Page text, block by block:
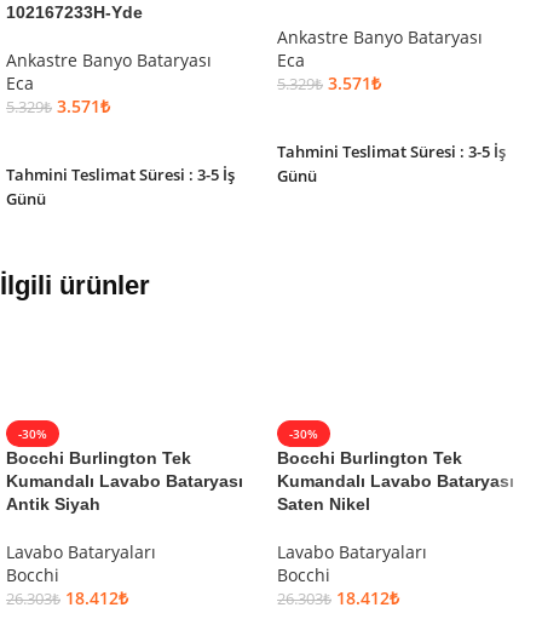
102167233H-Yde
Ankastre Banyo Bataryası
Eca
5.329₺ 3.571₺
Tahmini Teslimat Süresi : 3-5 İş
Günü
Ankastre Banyo Bataryası
Eca
5.329₺ 3.571₺
Tahmini Teslimat Süresi : 3-5 İş
Günü
İlgili ürünler
-30%
Bocchi Burlington Tek
Kumandalı Lavabo Bataryası
Antik Siyah
Lavabo Bataryaları
Bocchi
26.303₺ 18.412₺
-30%
Bocchi Burlington Tek
Kumandalı Lavabo Bataryası
Saten Nikel
Lavabo Bataryaları
Bocchi
26.303₺ 18.412₺